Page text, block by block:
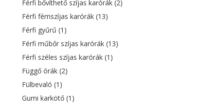
Férfi bővíthető szíjas karórák (2)
Férfi fémszíjas karórák (13)
Férfi gyűrű (1)
Férfi műbőr szíjas karórák (13)
Férfi széles szíjas karórák (1)
Függő órák (2)
Fülbevaló (1)
Gumi karkötő (1)